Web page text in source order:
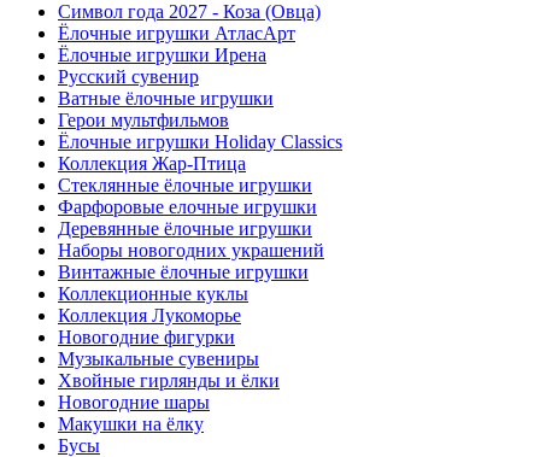
Символ года 2027 - Коза (Овца)
Ёлочные игрушки АтласАрт
Ёлочные игрушки Ирена
Русский сувенир
Ватные ёлочные игрушки
Герои мультфильмов
Ёлочные игрушки Holiday Classics
Коллекция Жар-Птица
Стеклянные ёлочные игрушки
Фарфоровые елочные игрушки
Деревянные ёлочные игрушки
Наборы новогодних украшений
Винтажные ёлочные игрушки
Коллекционные куклы
Коллекция Лукоморье
Новогодние фигурки
Музыкальные сувениры
Хвойные гирлянды и ёлки
Новогодние шары
Макушки на ёлку
Бусы